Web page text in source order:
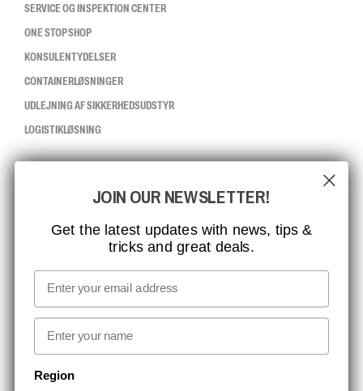
SERVICE OG INSPEKTION CENTER
ONE STOP SHOP
KONSULENTYDELSER
CONTAINERLØSNINGER
UDLEJNING AF SIKKERHEDSUDSTYR
LOGISTIKLØSNING
ISO-CERTIFICERING
GLOBAL RÆKKEVIDDE
MISSION, VISION OG VÆRDIER
KONTAKT
MEDIA
NYHEDSBREV TILMELDING
JOIN OUR NEWSLETTER!
Get the latest updates with news, tips &
tricks and great deals.
Email
First name
Region